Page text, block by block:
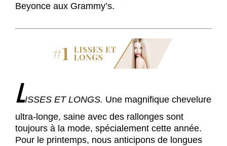
Beyonce aux Grammy’s.
LISSES ET LONGS. Une magnifique chevelure
ultra-longe, saine avec des rallonges sont
toujours à la mode, spécialement cette année.
Pour le printemps, nous anticipons de longues